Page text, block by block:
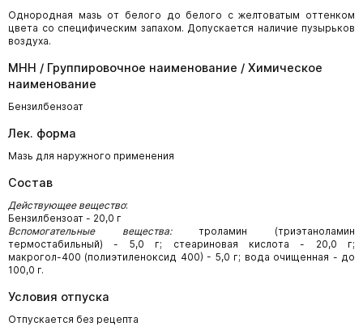
Однородная мазь от белого до белого с желтоватым оттенком
цвета со специфическим за­пахом. Допускается наличие пузырьков
воздуха.
МНН / Группировочное наименование / Химическое
наименование
Бензилбензоат
Лек. форма
Мазь для наружного применения
Состав
Действующее вещество:
Бензилбензоат - 20,0 г
Вспомогательные вещества:троламин (триэтаноламин
термостабильный) - 5,0 г; стеари­новая кислота - 20,0 г;
макрогол-400 (полиэтиленоксид 400) - 5,0 г; вода очищенная - до
100,0 г.
Условия отпуска
Отпускается без рецепта